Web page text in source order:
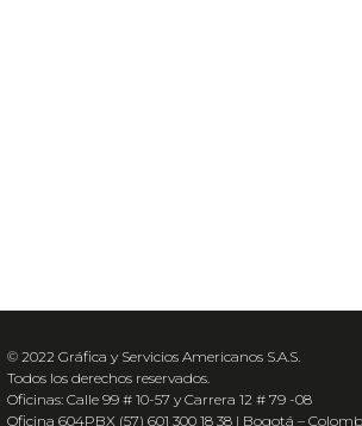
© 2022 Gráfica y Servicios Americanos S.A.S.
Todos los derechos reservados.
Oficinas: Calle 99 # 10-57 y Carrera 12 # 79 -08
Oficina 604PBX (57) 601 300 18 38 | Bogotá –